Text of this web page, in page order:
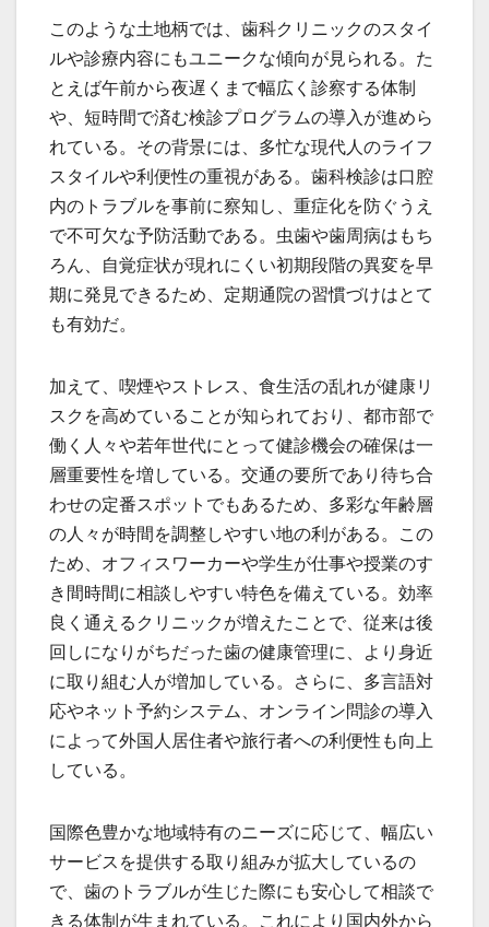
このような土地柄では、歯科クリニックのスタイ
ルや診療内容にもユニークな傾向が見られる。た
とえば午前から夜遅くまで幅広く診察する体制
や、短時間で済む検診プログラムの導入が進めら
れている。その背景には、多忙な現代人のライフ
スタイルや利便性の重視がある。歯科検診は口腔
内のトラブルを事前に察知し、重症化を防ぐうえ
で不可欠な予防活動である。虫歯や歯周病はもち
ろん、自覚症状が現れにくい初期段階の異変を早
期に発見できるため、定期通院の習慣づけはとて
も有効だ。
加えて、喫煙やストレス、食生活の乱れが健康リ
スクを高めていることが知られており、都市部で
働く人々や若年世代にとって健診機会の確保は一
層重要性を増している。交通の要所であり待ち合
わせの定番スポットでもあるため、多彩な年齢層
の人々が時間を調整しやすい地の利がある。この
ため、オフィスワーカーや学生が仕事や授業のす
き間時間に相談しやすい特色を備えている。効率
良く通えるクリニックが増えたことで、従来は後
回しになりがちだった歯の健康管理に、より身近
に取り組む人が増加している。さらに、多言語対
応やネット予約システム、オンライン問診の導入
によって外国人居住者や旅行者への利便性も向上
している。
国際色豊かな地域特有のニーズに応じて、幅広い
サービスを提供する取り組みが拡大しているの
で、歯のトラブルが生じた際にも安心して相談で
きる体制が生まれている。これにより国内外から